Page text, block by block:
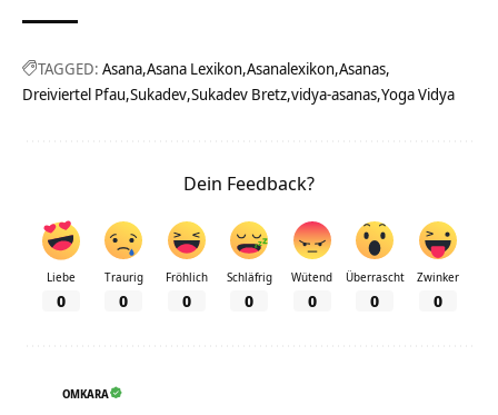
TAGGED: Asana Asana Lexikon Asanalexikon Asanas
Dreiviertel Pfau Sukadev Sukadev Bretz vidya-asanas Yoga Vidya
Dein Feedback?
Liebe
0
Traurig
0
Fröhlich
0
Schläfrig
0
Wütend
0
Überrascht
0
Zwinker
0
OMKARA